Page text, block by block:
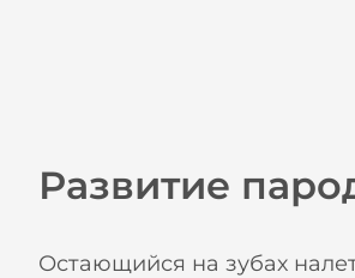
Развитие
Остающийся на зубах